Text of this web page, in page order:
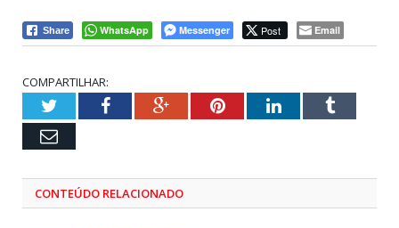
Share WhatsApp Messenger Post Email
COMPARTILHAR:
TwitterFacebookGoogle+PinterestLinkedInTumblr
Email
CONTEÚDO RELACIONADO